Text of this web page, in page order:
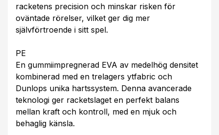
racketens precision och minskar risken för
oväntade rörelser, vilket ger dig mer
självförtroende i sitt spel.
PE
En gummiimpregnerad EVA av medelhög densitet
kombinerad med en trelagers ytfabric och
Dunlops unika hartssystem. Denna avancerade
teknologi ger racketslaget en perfekt balans
mellan kraft och kontroll, med en mjuk och
behaglig känsla.